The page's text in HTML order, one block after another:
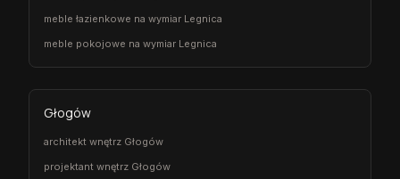
meble łazienkowe na wymiar Legnica
meble pokojowe na wymiar Legnica
Głogów
architekt wnętrz Głogów
projektant wnętrz Głogów